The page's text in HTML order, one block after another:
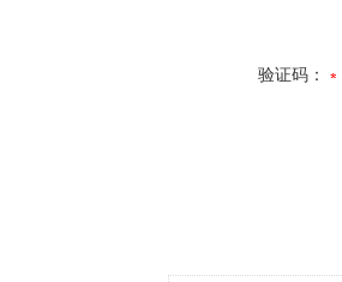
验证码：